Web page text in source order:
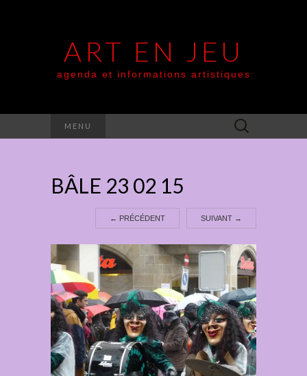
ART EN JEU
agenda et informations artistiques
MENU Rechercher :
BÂLE 23 02 15
← PRÉCÉDENT SUIVANT →